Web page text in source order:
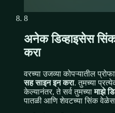
8
अनेक डिव्हाइसेस
करा
वरच्या उजव्या कोपऱ्यातील
सह साइन इन करा. तुमच्या
केल्यानंतर, ते सर्व तुमच्या माझे
पातळी आणि शेवटच्या सिंक